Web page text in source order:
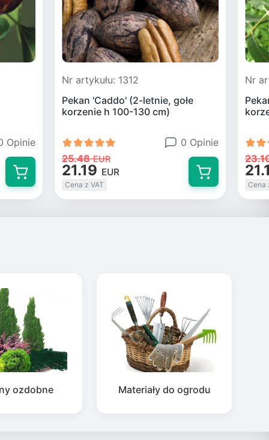
Opinie
Nr artykułu: 1312
Pekan 'Caddo' (2-letnie, gołe
korzenie h 100-130 cm)
0 Opinie
25.48 EUR
21.19 EUR
Cena z VAT
Nr
Cena
ozdobne Materiały do ogrodu